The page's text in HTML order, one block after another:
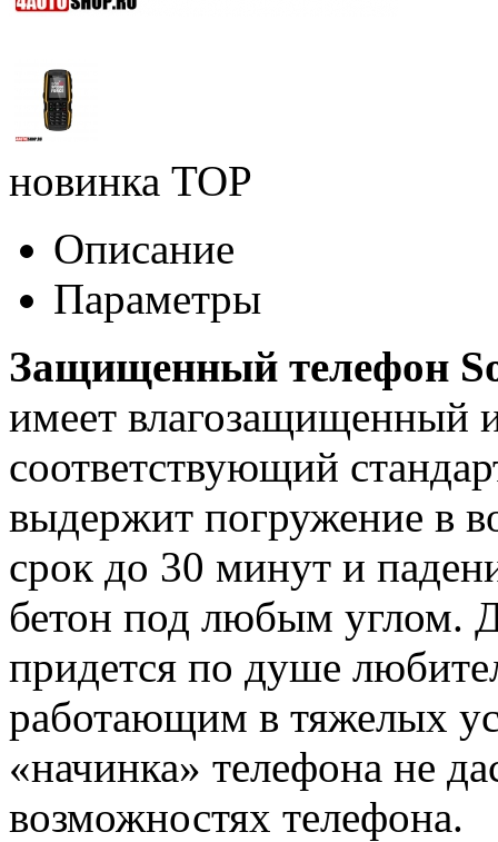
новинка TOP
Описание
Параметры
Защищенный телефон
имеет влагозащищенный
соответствующий
выдержит погружение в
срок до 30 минут и
бетон под любым углом.
придется по душе
работающим в тяжелых
«начинка» телефона не
возможностях телефона.